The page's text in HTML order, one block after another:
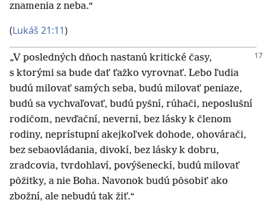
znamenia z neba.“
(Lukáš 21:11)
„V posledných dňoch nastanú kritické časy,
s ktorými sa bude dať ťažko vyrovnať. Lebo ľudia
budú milovať samých seba, budú milovať peniaze,
budú sa vychvaľovať, budú pyšní, rúhači, neposlušní
rodičom, nevďační, neverní, bez lásky k členom
rodiny, neprístupní akejkoľvek dohode, ohovárači,
bez sebaovládania, divokí, bez lásky k dobru,
zradcovia, tvrdohlaví, povýšeneckí, budú milovať
pôžitky, a nie Boha. Navonok budú pôsobiť ako
zbožní, ale nebudú tak žiť.“